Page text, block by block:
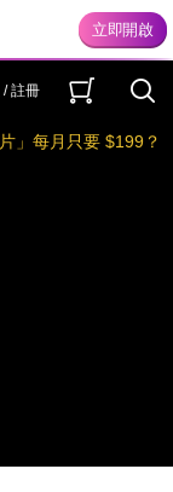
/ 註冊
片」每月只要 $199？